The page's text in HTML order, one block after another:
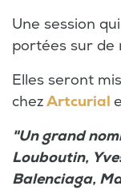
Une session
portées sur de
Elles seront
chezArtcurial
"Un grand
Louboutin,
Balenciaga,